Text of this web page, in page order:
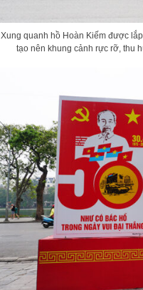
Xung quanh hồ Hoàn Kiếm được
tạo nên khung cảnh rực rỡ, thu